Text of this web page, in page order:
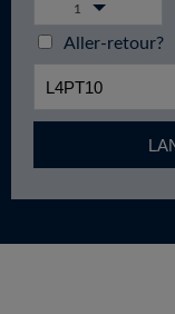
1
Aller-retour?